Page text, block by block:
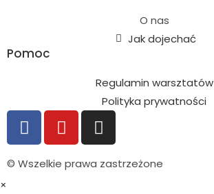
O nas
Jak dojechać
Pomoc
Regulamin warsztatów
Polityka prywatności
© Wszelkie prawa zastrzeżone
×